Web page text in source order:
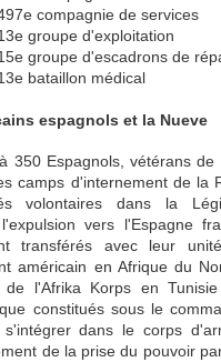
compagnie de services
groupe d'exploitation
groupe d'escadrons de
bataillon médical
espagnols et la Nueve
350 Espagnols, vétérans de
camps d'internement de la
volontaires dans la
vers l'Espagne
transférés avec leur
américain en Afrique du
de l'Afrika Korps en
constitués sous le
s'intégrer dans le corps
de la prise du pouvoir